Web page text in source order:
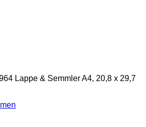
Lappe & Semmler A4, 20,8 x 29,7